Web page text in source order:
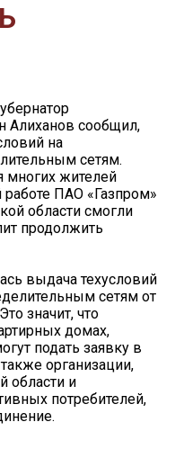
Алиханов сообщил,
на
сетям.
многих жителей
работе ПАО «Газпром»
области смогли
продолжить
выдача техусловий
сетям от
значит, что
домах,
подать заявку в
организации,
области и
потребителей,